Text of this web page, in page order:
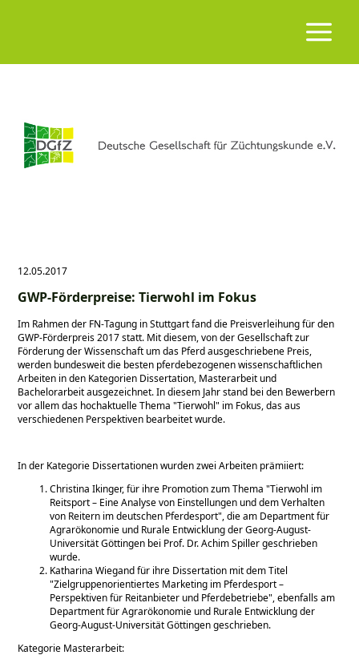
12.05.2017
GWP-Förderpreise: Tierwohl im Fokus
Im Rahmen der FN-Tagung in Stuttgart fand die Preisverleihung für den
GWP-Förderpreis 2017 statt. Mit diesem, von der Gesellschaft zur
Förderung der Wissenschaft um das Pferd ausgeschriebene Preis,
werden bundesweit die besten pferdebezogenen wissenschaftlichen
Arbeiten in den Kategorien Dissertation, Masterarbeit und
Bachelorarbeit ausgezeichnet. In diesem Jahr stand bei den Bewerbern
vor allem das hochaktuelle Thema Tierwohl im Fokus, das aus
verschiedenen Perspektiven bearbeitet wurde.
In der Kategorie Dissertationen wurden zwei Arbeiten prämiiert:
Christina Ikinger, für ihre Promotion zum Thema Tierwohl im
Reitsport – Eine Analyse von Einstellungen und dem Verhalten
von Reitern im deutschen Pferdesport , die am Department für
Agrarökonomie und Rurale Entwicklung der Georg-August-
Universität Göttingen bei Prof. Dr. Achim Spiller geschrieben
wurde.
Katharina Wiegand für ihre Dissertation mit dem Titel
Zielgruppenorientiertes Marketing im Pferdesport –
Perspektiven für Reitanbieter und Pferdebetriebe , ebenfalls am
Department für Agrarökonomie und Rurale Entwicklung der
Georg-August-Universität Göttingen geschrieben.
Kategorie Masterarbeit: